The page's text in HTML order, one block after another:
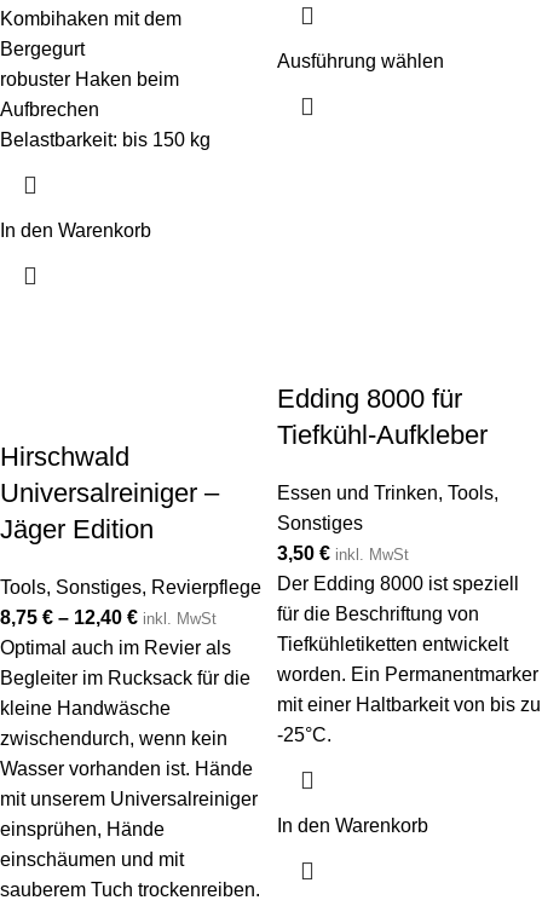
Kombihaken mit dem
Bergegurt
robuster Haken beim
Aufbrechen
Belastbarkeit: bis 150 kg
In den Warenkorb
Ausführung wählen
Hirschwald
Universalreiniger –
Jäger Edition
Tools, Sonstiges, Revierpflege
8,75 € – 12,40 € inkl. MwSt
Optimal auch im Revier als
Begleiter im Rucksack für die
kleine Handwäsche
zwischendurch, wenn kein
Wasser vorhanden ist. Hände
mit unserem Universalreiniger
einsprühen, Hände
einschäumen und mit
sauberem Tuch trockenreiben.
Edding 8000 für
Tiefkühl-Aufkleber
Essen und Trinken, Tools,
Sonstiges
3,50 € inkl. MwSt
Der Edding 8000 ist speziell
für die Beschriftung von
Tiefkühletiketten entwickelt
worden. Ein Permanentmarker
mit einer Haltbarkeit von bis zu
-25°C.
In den Warenkorb